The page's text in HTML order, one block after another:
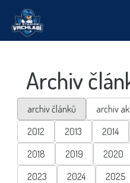
Archiv
archiv článků
archiv
2012
2013 2014
2018
2019 2020
2023
2024 2025